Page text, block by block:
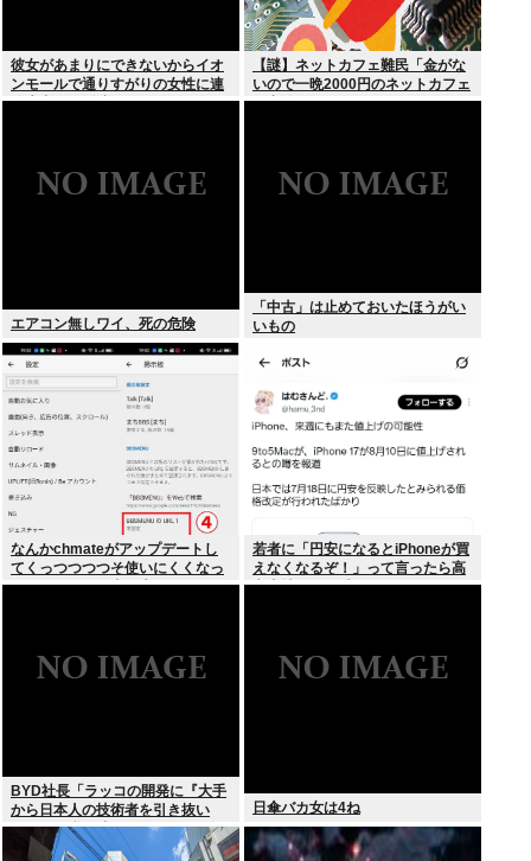
彼女があまりにできないからイオ
ンモールで通りすがりの女性に連
絡先書いた紙渡すよ
【謎】ネットカフェ難民「金がな
いので一晩2000円のネットカフェ
に寝泊まりしてます…」←これ
エアコン無しワイ、死の危険
「中古」は止めておいたほうがい
いもの
なんかchmateがアップデートし
てくっつつつつそ使いにくくなっ
たんだけど？作者馬鹿なの？死ぬ
若者に「円安になるとiPhoneが買
えなくなるぞ！」って言ったら高
市支持する奴減りそうだよな
BYD社長「ラッコの開発に『大手
から日本人の技術者を引き抜い
た』って噂は嘘。開発チームに日
本人は0人です」
日傘バカ女は4ね